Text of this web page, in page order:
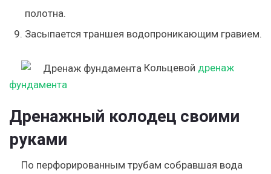
полотна.
Засыпается траншея водопроникающим гравием.
Кольцевой дренаж
фундамента
Дренажный колодец своими
руками
По перфорированным трубам собравшая вода